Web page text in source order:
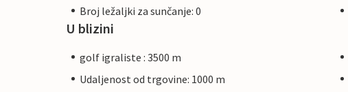
Broj ležaljki za sunčanje: 0
U blizini
golf igraliste : 3500 m
Udaljenost od trgovine: 1000 m